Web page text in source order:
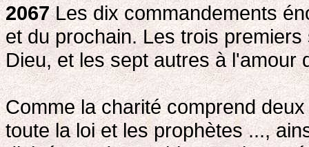
2067Les dix commandements
et du prochain. Les trois
Dieu, et les sept autres à l'amour
Comme la charité comprend
toute la loi et les prophètes ...,